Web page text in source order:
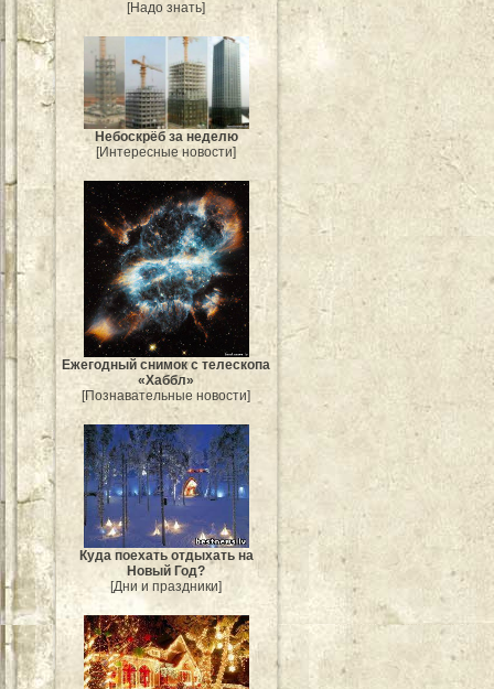
[Надо знать]
Небоскрёб за неделю
[Интересные новости]
Ежегодный снимок с телескопа
«Хаббл»
[Познавательные новости]
Куда поехать отдыхать на
Новый Год?
[Дни и праздники]